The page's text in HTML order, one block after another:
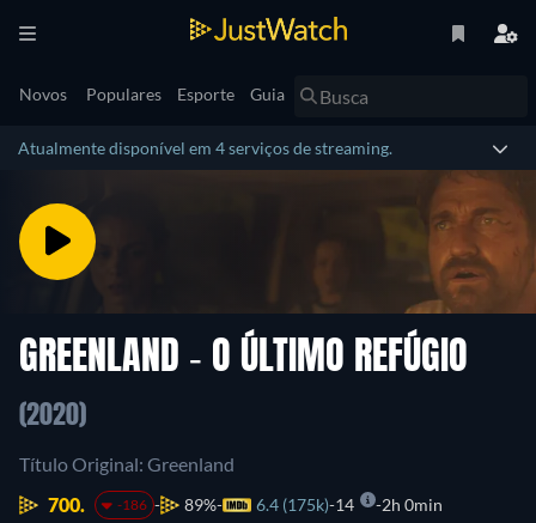
Novos Populares Esporte Guia
Atualmente disponível em 4 serviços de streaming.
GREENLAND - O ÚLTIMO REFÚGIO
(2020)
Título Original: Greenland
700.
-186 89% 6.4 (175k) 14 2h 0min